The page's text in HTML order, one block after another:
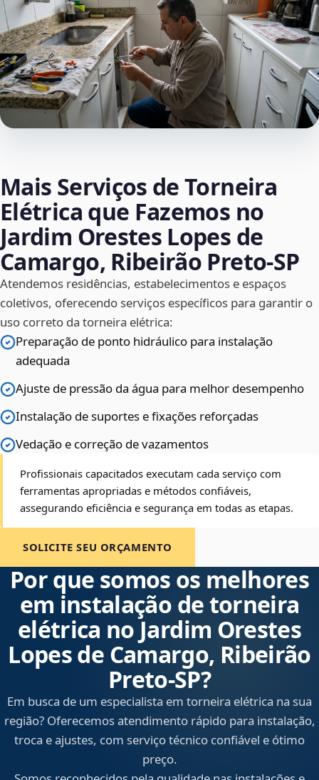
Mais Serviços de Torneira
Elétrica que Fazemos no
Jardim Orestes Lopes de
Camargo, Ribeirão Preto‑SP
Atendemos residências, estabelecimentos e espaços
coletivos, oferecendo serviços específicos para garantir o
uso correto da torneira elétrica:
Preparação de ponto hidráulico para instalação
adequada
Ajuste de pressão da água para melhor desempenho
Instalação de suportes e fixações reforçadas
Vedação e correção de vazamentos
Profissionais capacitados executam cada serviço com
ferramentas apropriadas e métodos confiáveis,
assegurando eficiência e segurança em todas as etapas.
SOLICITE SEU ORÇAMENTO
Por que somos os melhores
em instalação de torneira
elétrica no Jardim Orestes
Lopes de Camargo, Ribeirão
Preto‑SP?
Em busca de um especialista em torneira elétrica na sua
região? Oferecemos atendimento rápido para instalação,
troca e ajustes, com serviço técnico confiável e ótimo
preço.